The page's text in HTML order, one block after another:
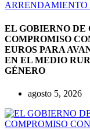
EL GOBIERNO DE
COMPROMISO
EUROS PARA
EN EL MEDIO
GÉNERO
agosto 5, 2026